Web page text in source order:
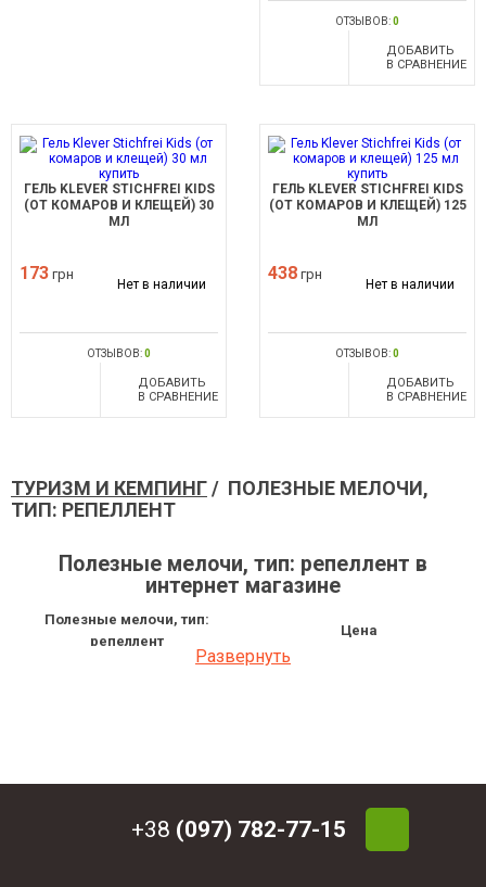
ОТЗЫВОВ:0
ДОБАВИТЬ
В СРАВНЕНИЕ
ГЕЛЬ KLEVER STICHFREI KIDS
(ОТ КОМАРОВ И КЛЕЩЕЙ) 30
МЛ
173 грн
Нет в наличии
ОТЗЫВОВ:0
ДОБАВИТЬ
В СРАВНЕНИЕ
ГЕЛЬ KLEVER STICHFREI KIDS
(ОТ КОМАРОВ И КЛЕЩЕЙ) 125
МЛ
438 грн
Нет в наличии
ОТЗЫВОВ:0
ДОБАВИТЬ
В СРАВНЕНИЕ
ТУРИЗМ И КЕМПИНГ/ ПОЛЕЗНЫЕ МЕЛОЧИ,
ТИП: РЕПЕЛЛЕНТ
Полезные мелочи, тип: репеллент в
интернет магазине
Полезные мелочи, тип:
репеллент
Цена
Аэрозоль Klever Stichfrei (от
437.40 грн
Развернуть
+38 (097) 782-77-15